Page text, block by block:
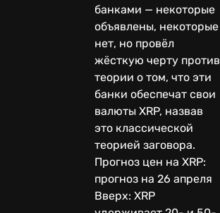
банками — некоторые
объявлены, некоторые
нет, но провёл
жёсткую черту против
теории о том, что эти
банки обеспечат свои
валюты XRP, назвав
это классической
теорией заговора.
Прогноз цен на XRP:
прогноз на 26 апреля
Вверх: XRP